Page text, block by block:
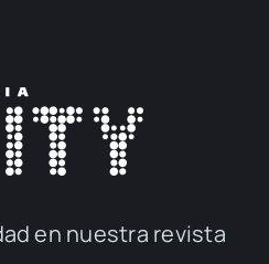
en nues­tra revis­ta